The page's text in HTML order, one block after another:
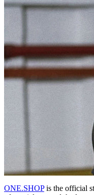
ONE.SHOPis the official